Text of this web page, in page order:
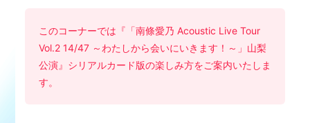
このコーナーでは『「南條愛乃 Acoustic Live Tour
Vol.2 14/47 ～わたしから会いにいきます！～」山梨
公演』シリアルカード版の楽しみ方をご案内いたしま
す。